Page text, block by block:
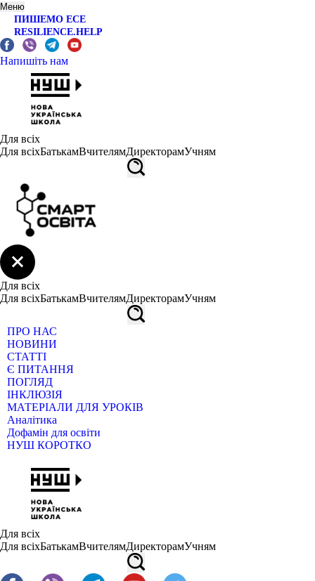
Меню
ПИШЕМО ЕСЕ
RESILIENCE.HELP
Напишіть нам
Для всіх
Для всіхБатькамВчителямДиректорамУчням
Для всіх
Для всіхБатькамВчителямДиректорамУчням
ПРО НАС
НОВИНИ
СТАТТІ
Є ПИТАННЯ
ПОГЛЯД
ІНКЛЮЗІЯ
МАТЕРІАЛИ ДЛЯ УРОКІВ
Аналітика
Дофамін для освіти
НУШ КОРОТКО
Для всіх
Для всіхБатькамВчителямДиректорамУчням